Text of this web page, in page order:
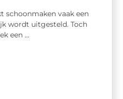
schoonmaken vaak een
wordt uitgesteld. Toch
een ...